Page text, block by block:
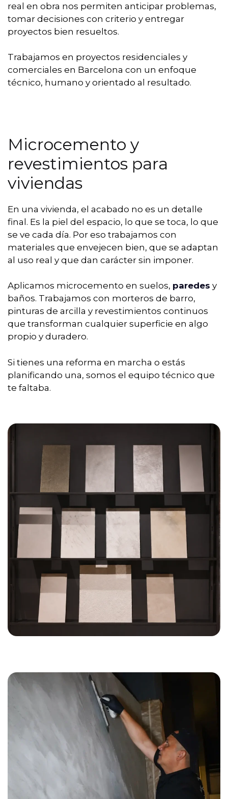
real en obra nos permiten anticipar problemas,
tomar decisiones con criterio y entregar
proyectos bien resueltos.
Trabajamos en proyectos residenciales y
comerciales en Barcelona con un enfoque
técnico, humano y orientado al resultado.
Microcemento y
revestimientos para
viviendas
En una vivienda, el acabado no es un detalle
final. Es la piel del espacio, lo que se toca, lo que
se ve cada día. Por eso trabajamos con
materiales que envejecen bien, que se adaptan
al uso real y que dan carácter sin imponer.
Aplicamos microcemento en suelos, paredes y
baños. Trabajamos con morteros de barro,
pinturas de arcilla y revestimientos continuos
que transforman cualquier superficie en algo
propio y duradero.
Si tienes una reforma en marcha o estás
planificando una, somos el equipo técnico que
te faltaba.